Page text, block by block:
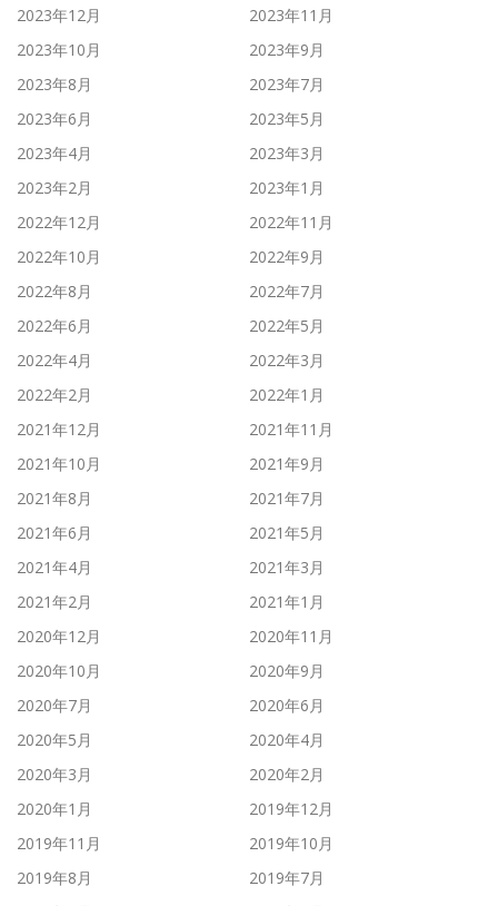
2023年12月
2023年11月
2023年10月
2023年9月
2023年8月
2023年7月
2023年6月
2023年5月
2023年4月
2023年3月
2023年2月
2023年1月
2022年12月
2022年11月
2022年10月
2022年9月
2022年8月
2022年7月
2022年6月
2022年5月
2022年4月
2022年3月
2022年2月
2022年1月
2021年12月
2021年11月
2021年10月
2021年9月
2021年8月
2021年7月
2021年6月
2021年5月
2021年4月
2021年3月
2021年2月
2021年1月
2020年12月
2020年11月
2020年10月
2020年9月
2020年7月
2020年6月
2020年5月
2020年4月
2020年3月
2020年2月
2020年1月
2019年12月
2019年11月
2019年10月
2019年8月
2019年7月